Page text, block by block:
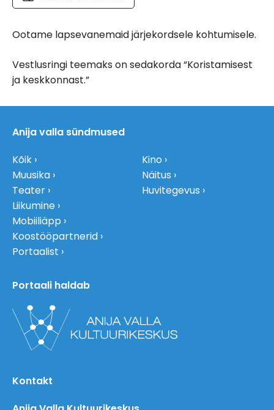
Ootame lapsevanemaid järjekordsele kohtumisele.
Vestlusringi teemaks on sedakorda “Koristamisest
ja keskkonnast.”
Anija valla sündmused
Kõik
Muusika
Teater
Liikumine
Kino
Näitus
Huvitegevus
Mobiiliäpp
Koostööpartnerid
Portaalist
Portaali haldab
Kontakt